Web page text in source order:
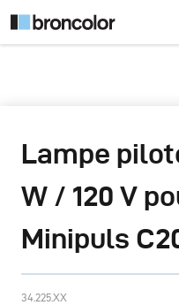
Lampe
W / 120 V
Minipuls
34.225.XX